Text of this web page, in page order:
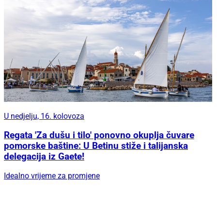
U nedjelju, 16. kolovoza
Regata 'Za dušu i tilo' ponovno okuplja čuvare
pomorske baštine: U Betinu stiže i talijanska
delegacija iz Gaete!
Idealno vrijeme za promjene